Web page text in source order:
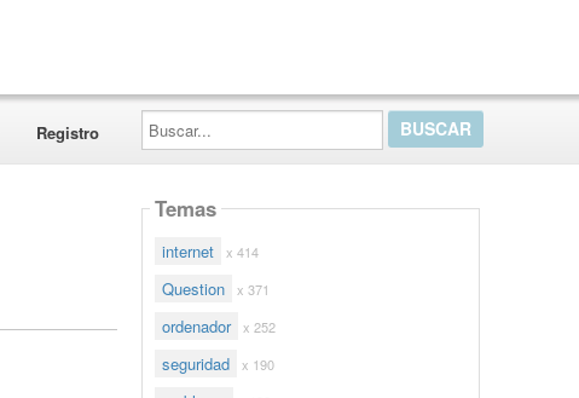
Registro
Buscar...
Temas
internet x 414
Question x 371
ordenador x 252
seguridad x 190